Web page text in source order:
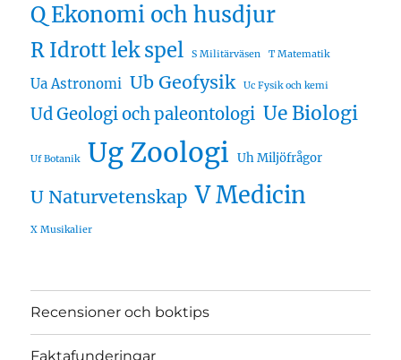
Q Ekonomi och husdjur
R Idrott lek spel S Militärväsen T Matematik
Ua Astronomi Ub Geofysik Uc Fysik och kemi
Ud Geologi och paleontologi Ue Biologi
Uf Botanik Ug Zoologi Uh Miljöfrågor
U Naturvetenskap V Medicin
X Musikalier
Recensioner och boktips
Faktafunderingar